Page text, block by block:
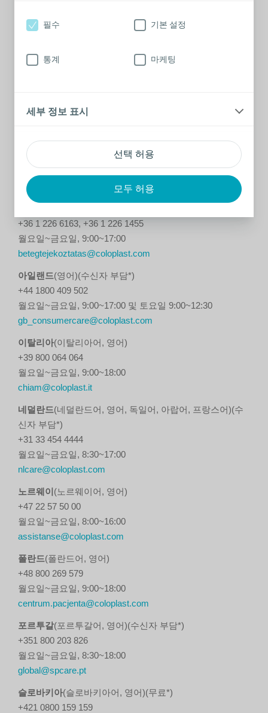
선택 허용
모두 허용
필수 기본 설정
통계 마케팅
세부 정보 표시
+358 (09) 894 6750
asiakaspalvelu@coloplast.com
contact.france@coloplast.com
독일(독일어, 영어)(수신자 부담*)
+49 0 800-780 90 00
월요일~목요일, 9:00~17:00, 금요일 9:00~16:00
beratungsservice@coloplast.com
+36 1 226 6163, +36 1 226 1455
월요일~금요일, 9:00~17:00
betegtejekoztatas@coloplast.com
아일랜드(영어)(수신자 부담*)
+44 1800 409 502
월요일~금요일, 9:00~17:00 및 토요일 9:00~12:30
gb_consumercare@coloplast.com
이탈리아(이탈리아어, 영어)
+39 800 064 064
월요일~금요일, 9:00~18:00
chiam@coloplast.it
네덜란드(네덜란드어, 영어, 독일어, 아랍어, 프랑스어)(수
신자 부담*)
+31 33 454 4444
월요일~금요일, 8:30~17:00
nlcare@coloplast.com
노르웨이 (노르웨이어, 영어)
+47 22 57 50 00
월요일~금요일, 8:00~16:00
assistanse@coloplast.com
폴란드(폴란드어, 영어)
+48 800 269 579
월요일~금요일, 9:00~18:00
centrum.pacjenta@coloplast.com
포르투갈(포르투갈어, 영어)(수신자 부담*)
+351 800 203 826
월요일~금요일, 8:30~18:00
global@spcare.pt
슬로바키아(슬로바키아어, 영어)(무료*)
+421 0800 159 159